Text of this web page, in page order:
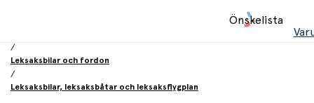
Önskelista
/
Leksaksbilar och fordon
/
Leksaksbilar, leksaksbåtar och leksaksflygplan